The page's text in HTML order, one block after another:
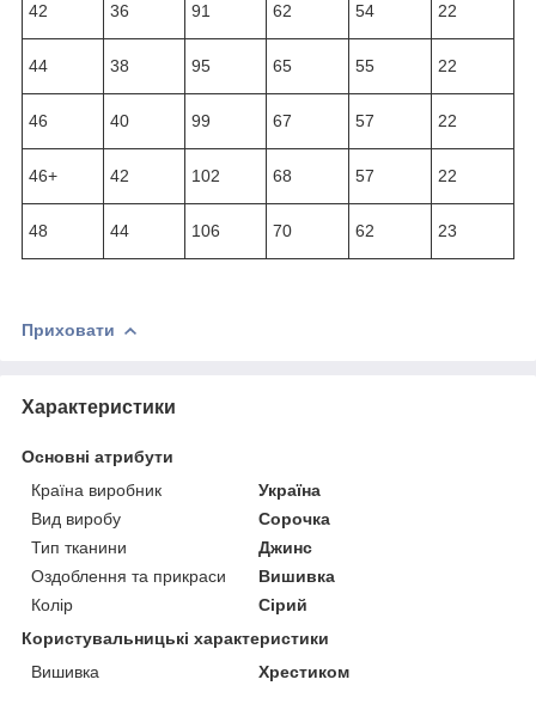
42 36 91 62 54 22
44 38 95 65 55 22
46 40 99 67 57 22
46+ 42 102 68 57 22
48 44 106 70 62 23
Приховати
Характеристики
Основні атрибути
Країна виробник
Україна
Вид виробу
Сорочка
Тип тканини
Джинс
Оздоблення та прикраси
Вишивка
Колір
Сірий
Користувальницькі характеристики
Вишивка
Хрестиком